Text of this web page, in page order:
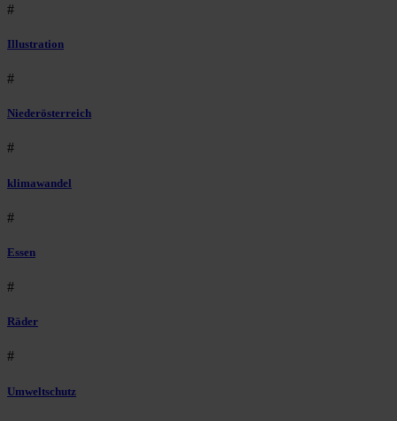
#
Illustration
#
Niederösterreich
#
klimawandel
#
Essen
#
Räder
#
Umweltschutz